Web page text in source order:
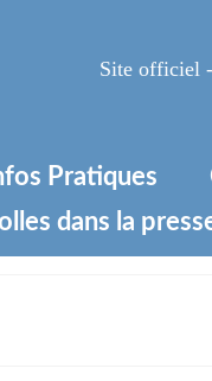
Site officiel
Pratiques
dans la